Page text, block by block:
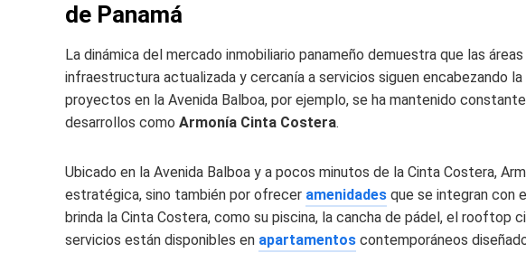
de Panamá
La dinámica del mercado inmobiliario panameño demuestra que las
infraestructura actualizada y cercanía a servicios siguen encabezando
proyectos en la Avenida Balboa, por ejemplo, se ha mantenido
desarrollos como Armonía Cinta Costera.
Ubicado en la Avenida Balboa y a pocos minutos de la Cinta Costera,
estratégica, sino también por ofrecer amenidades que se integran con
brinda la Cinta Costera, como su piscina, la cancha de pádel, el rooftop
servicios están disponibles en apartamentos contemporáneos